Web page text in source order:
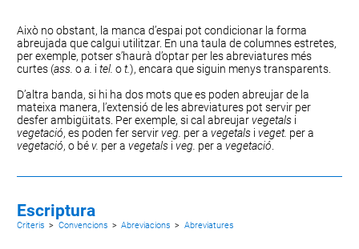
Això no obstant, la manca d’espai pot condicionar la forma
abreujada que calgui utilitzar. En una taula de columnes estretes,
per exemple, potser s’haurà d’optar per les abreviatures més
curtes (ass. oa. itel. ot.), encara que siguin menys transparents.
D’altra banda, si hi ha dos mots que es poden abreujar de la
mateixa manera, l’extensió de les abreviatures pot servir per
desfer ambigüitats. Per exemple, si cal abreujarvegetals i
vegetació, es poden fer servirveg. per avegetals iveget. per a
vegetació, o bév. per avegetals iveg. per avegetació.
Escriptura
Criteris > Convencions > Abreviacions > Abreviatures